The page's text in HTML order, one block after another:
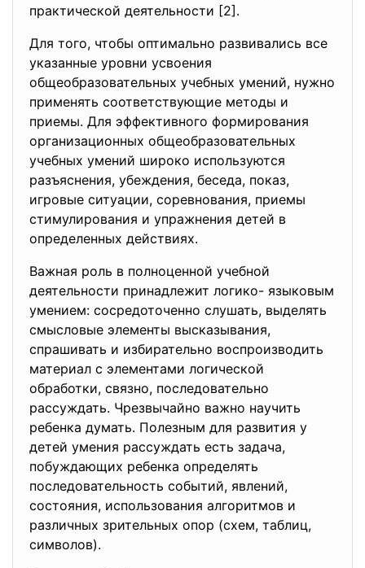
практической деятельности [2].
Для того, чтобы оптимально развивались все
указанные уровни усвоения
общеобразовательных учебных умений, нужно
применять соответствующие методы и
приемы. Для эффективного формирования
организационных общеобразовательных
учебных умений широко используются
разъяснения, убеждения, беседа, показ,
игровые ситуации, соревнования, приемы
стимулирования и упражнения детей в
определенных действиях.
Важная роль в полноценной учебной
деятельности принадлежит логико- языковым
умением: сосредоточенно слушать, выделять
смысловые элементы высказывания,
спрашивать и избирательно воспроизводить
материал с элементами логической
обработки, связно, последовательно
рассуждать. Чрезвычайно важно научить
ребенка думать. Полезным для развития у
детей умения рассуждать есть задача,
побуждающих ребенка определять
последовательность событий, явлений,
состояния, использования алгоритмов и
различных зрительных опор (схем, таблиц,
символов).